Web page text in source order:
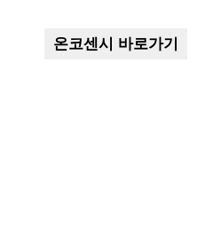
온코센시 바로가기